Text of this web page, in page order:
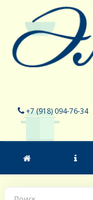
+7 (918) 094-76-34